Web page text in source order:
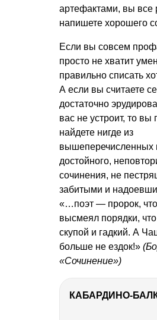
артефактами, вы все
напишете хорошего
Если вы совсем
просто не хватит
правильно списать
А если вы считаете
достаточно
вас не устроит, то вы
найдете нигде из
вышеперечисленных
достойного,
сочинения, не
забитыми и
«…поэт — пророк, что
высмеял порядки,
скупой и гадкий. А
больше не ездок!»
«Сочинение»)